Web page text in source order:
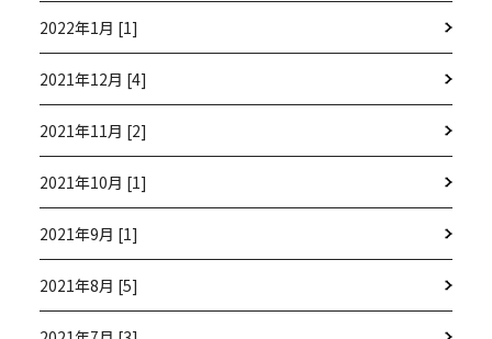
2022年1月 [1]
2021年12月 [4]
2021年11月 [2]
2021年10月 [1]
2021年9月 [1]
2021年8月 [5]